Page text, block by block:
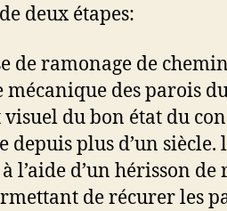
deux étapes:
de ramonage de
mécanique des parois
visuel du bon état du
depuis plus d’un
à l’aide d’un hérisson
de récurer les